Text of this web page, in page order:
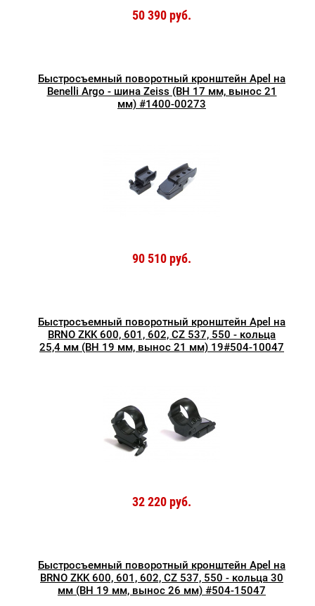
50 390 руб.
Быстросъемный поворотный кронштейн Apel на
Benelli Argo - шина Zeiss (BH 17 мм, вынос 21
мм) #1400-00273
90 510 руб.
Быстросъемный поворотный кронштейн Apel на
BRNO ZKK 600, 601, 602, CZ 537, 550 - кольца
25,4 мм (ВН 19 мм, вынос 21 мм) 19#504-10047
32 220 руб.
Быстросъемный поворотный кронштейн Apel на
BRNO ZKK 600, 601, 602, CZ 537, 550 - кольца 30
мм (ВН 19 мм, вынос 26 мм) #504-15047